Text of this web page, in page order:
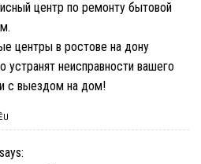
центр по ремонту бытовой
центры в ростове на дону
устранят неисправности вашего
с выездом на дом!
says: